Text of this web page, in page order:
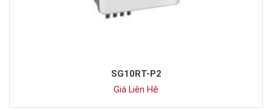
SG10RT-P2
Giá Liên Hệ